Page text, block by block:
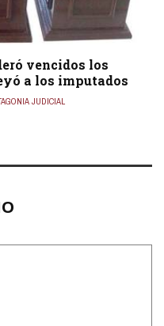
vencidos los
a los imputados
JUDICIAL